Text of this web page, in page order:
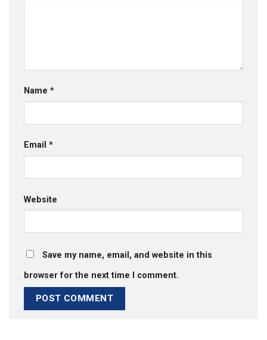
Name *
Email *
Website
Save my name, email, and website in this
browser for the next time I comment.